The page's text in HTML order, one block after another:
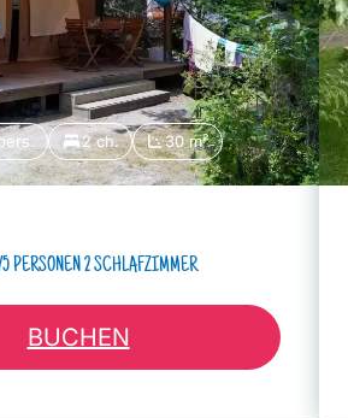
2 ch. 30 m²
PERSONEN 2 SCHLAFZIMMER
BUCHEN